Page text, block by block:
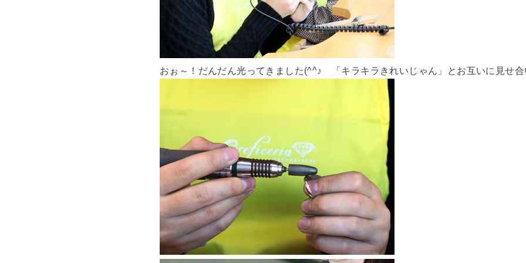
おぉ～！だんだん光ってきました(^^♪ 「キラキラきれいじゃん」とお互いに見せ合